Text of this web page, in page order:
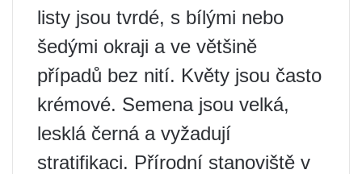
listy jsou tvrdé, s bílými nebo
šedými okraji a ve většině
případů bez nití. Květy jsou často
krémové. Semena jsou velká,
lesklá černá a vyžadují
stratifikaci. Přírodní stanoviště v